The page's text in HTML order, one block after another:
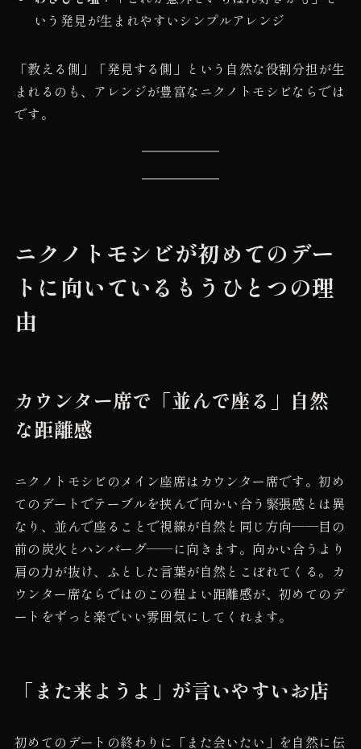
いう発見が生まれやすいシンプルアレンジ
「教える側」「発見する側」という自然な役割分担が生
まれるのも、アレンジが豊富なニクノトモシビならでは
です。
ニクノトモシビが初めてのデー
トに向いているもうひとつの理
由
カウンター席で「並んで座る」自然
な距離感
ニクノトモシビのメイン座席はカウンター席です。初め
てのデートでテーブルを挟んで向かい合う緊張感とは異
なり、並んで座ることで視線が自然と同じ方向——目の
前の炭火とハンバーグ——に向きます。向かい合うより
肩の力が抜け、ふとした言葉が自然とこぼれてくる。カ
ウンター席ならではのこの程よい距離感が、初めてのデ
ートをずっと楽でいい雰囲気にしてくれます。
「また来ようよ」が言いやすいお店
初めてのデートの終わりに「また会いたい」を自然に伝